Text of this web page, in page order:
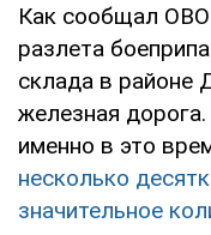
Как сообщал
разлета
склада в районе
железная
именно в это
несколько
значительное